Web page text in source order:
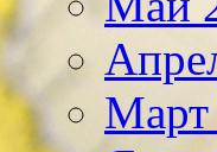
Март